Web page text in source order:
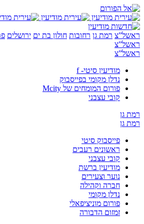
ראשל”צ רמת גן רחובות חולון בת ים ירושלים
ראשל”צ
ראשל”צ
מודיעין סיטי- f
נדלן מקומי בפייסבוק
פורום המומחים של Mcity
קובי עצבני
רמת גן
רמת גן
פייסבוק סיטי
ראשונים רעבים
קובי עצבני
מודיעין ברשת
נוער וצעירים
חברה וקהילה
נדלן מקומי
פורום מוניציפאלי
זמזום הדבורה